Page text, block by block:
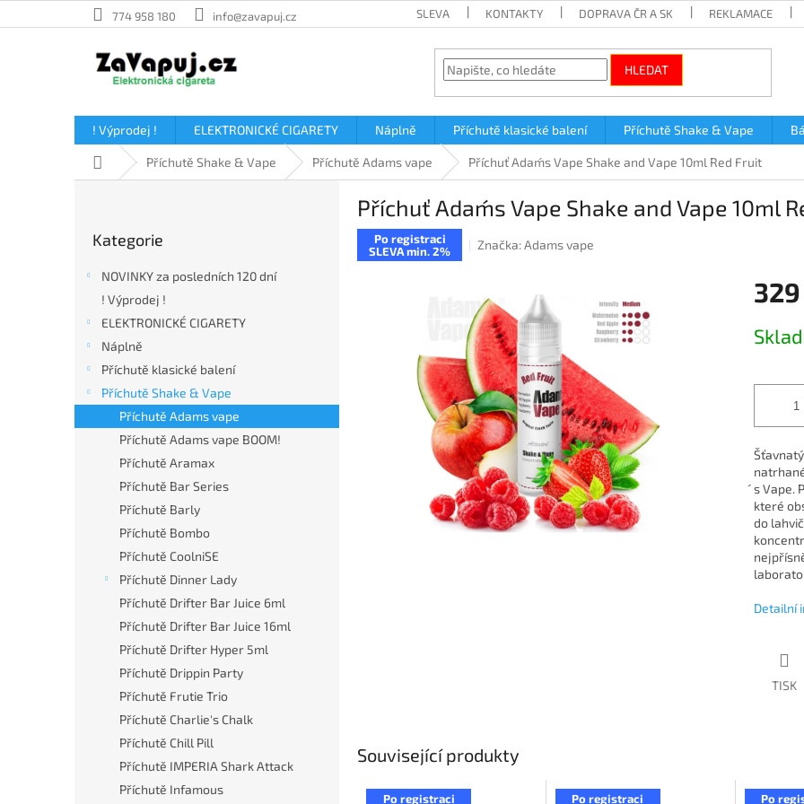
na
774 958 180 info@zavapuj.cz SLEVA KONTAKTY DOPRAVA ČR A SK REKLAMACE
HLEDAT
! Výprodej ! ELEKTRONICKÉ CIGARETY Náplně Příchutě klasické balení Příchutě Shake & Vape
Domů Příchutě Shake & Vape Příchutě Adams vape Příchuť Adam´s Vape Shake and Vape 10ml Red Fruit
n
e
kategorie
Kategorie
NOVINKY za posledních 120 dní
! Výprodej !
ELEKTRONICKÉ CIGARETY
Náplně
Příchutě klasické balení
Příchutě Shake & Vape
Příchutě Adams vape
Příchutě Adams vape BOOM!
Příchutě Aramax
Příchutě Bar Series
Příchutě Barly
Příchutě Bombo
Příchutě CoolniSE
Příchutě Dinner Lady
Příchutě Drifter Bar Juice 6ml
Příchutě Drifter Bar Juice 16ml
Příchutě Drifter Hyper 5ml
Příchutě Drippin Party
Příchutě Frutie Trio
Příchutě Charlie's Chalk
Příchutě Chill Pill
Příchutě IMPERIA Shark Attack
Příchutě Infamous
Příchuť Adam´s Vape Shake and Vape 10ml
Po registraci
SLEVA min. 2%
Značka:Adams vape
cena:
´s
které
do
Detailní
TISK
Související produkty
Po registraci Po registraci Po